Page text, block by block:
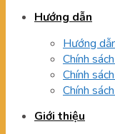
Hướng dẫn
Hướng
Chính
Chính
Chính
Giới thiệu